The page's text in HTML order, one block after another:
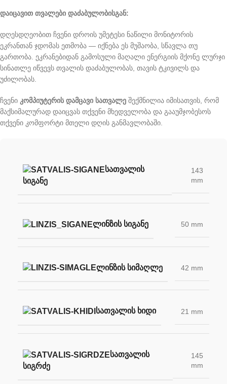
დაიცავით თვალები დაძაბულობისგან:
დღესდღეობით ჩვენი დროის უმეტესი ნაწილი მონიტორის
ეკრანთან ჯდომას ეთმობა — იქნება ეს მუშაობა, სწავლა თუ
გართობა. ეკრანებიდან გამოსული მაღალი ენერგიის მქონე ლურჯი
სინათლე იწვევს თვალის დაძაბულობას, თავის ტკივილს და
უძილობას.
ჩვენი კომპიუტერის დამცავი სათვალე შექმნილია იმისათვის, რომ
მაქსიმალურად დაიცვას თქვენი მხედველობა და გააუმჯობესოს
თქვენი კომფორტი მთელი დღის განმავლობაში.
ᲡᲐᲗᲕᲐᲚᲘᲡ
ᲡᲘᲒᲐᲜᲔ
143
mm
ᲚᲘᲜᲖᲘᲡ ᲡᲘᲒᲐᲜᲔ 50 mm
ᲚᲘᲜᲖᲘᲡ ᲡᲘᲛᲐᲦᲚᲔ 42 mm
ᲡᲐᲗᲕᲐᲚᲘᲡ ᲮᲘᲓᲘ 21 mm
ᲡᲐᲗᲕᲐᲚᲘᲡ
ᲡᲘᲒᲠᲫᲔ
145
mm